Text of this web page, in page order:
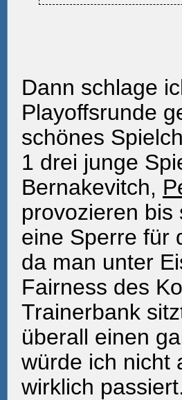
Dann schlage
Playoffsrunde
schönes
1 drei junge
Bernakevitch,
provozieren bis
eine Sperre für
da man unter
Fairness des
Trainerbank
überall einen
würde ich nicht
wirklich passiert.